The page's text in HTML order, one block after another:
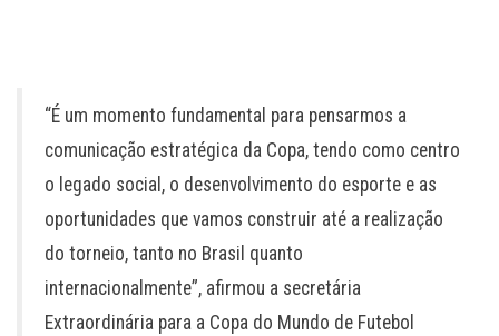
“É um momento fundamental para pensarmos a
comunicação estratégica da Copa, tendo como centro
o legado social, o desenvolvimento do esporte e as
oportunidades que vamos construir até a realização
do torneio, tanto no Brasil quanto
internacionalmente”, afirmou a secretária
Extraordinária para a Copa do Mundo de Futebol